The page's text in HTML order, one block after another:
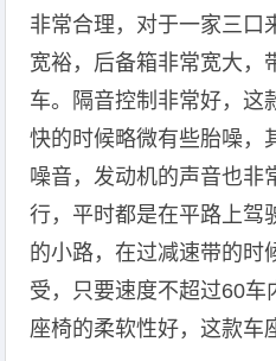
非常合理，对于一家三口
宽裕，后备箱非常宽大，
车。隔音控制非常好，这
快的时候略微有些胎噪，
噪音，发动机的声音也非
行，平时都是在平路上驾
的小路，在过减速带的时
受，只要速度不超过60车
座椅的柔软性好，这款车